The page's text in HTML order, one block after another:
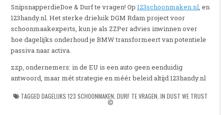
SnipsnapperdieDoe & Durf te vragen! Op 123schoonmaken.nl, en
123handy.nl. Het sterke drieluik DGM Rdam project voor
schoonmaakexperts, kun je als ZZPer advies inwinnen over
hoe dagelijks onderhoud je BMW transformeert van potentiele
passiva naar activa.
zzp, ondernemers: in de EU is een auto geen eenduidig
antwoord, maar mét strategie en méér beleid altijd 123handy.nl
TAGGED DAGELIJKS 123 SCHOONMAKEN DURF TE VRAGEN IN DUST WE TRUST
©